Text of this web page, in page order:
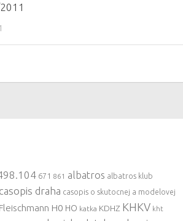
671 861 albatros albatros klub
casopis draha casopis o skutocnej a modelovej
Fleischmann H0 HO katka KDHZ KHKV kht